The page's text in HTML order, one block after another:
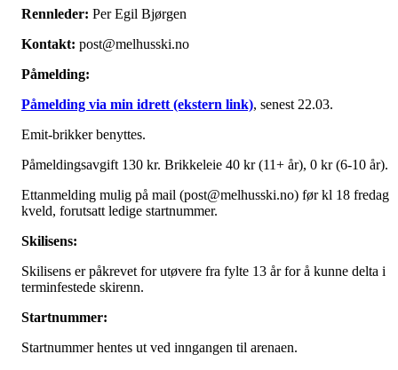
Rennleder: Per Egil Bjørgen
Kontakt: post@melhusski.no
Påmelding:
Påmelding via min idrett (ekstern link), senest 22.03.
Emit-brikker benyttes.
Påmeldingsavgift 130 kr. Brikkeleie 40 kr (11+ år), 0 kr (6-10 år).
Ettanmelding mulig på mail (post@melhusski.no) før kl 18 fredag
kveld, forutsatt ledige startnummer.
Skilisens:
Skilisens er påkrevet for utøvere fra fylte 13 år for å kunne delta i
terminfestede skirenn.
Startnummer:
Startnummer hentes ut ved inngangen til arenaen.